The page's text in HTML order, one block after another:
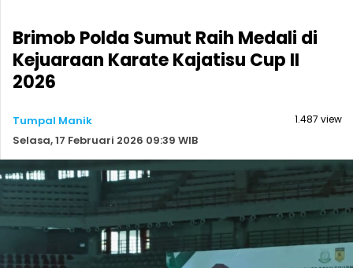
Brimob Polda Sumut Raih Medali di
Kejuaraan Karate Kajatisu Cup II
2026
Tumpal Manik
Selasa, 17 Februari 2026 09:39 WIB
1.487 view